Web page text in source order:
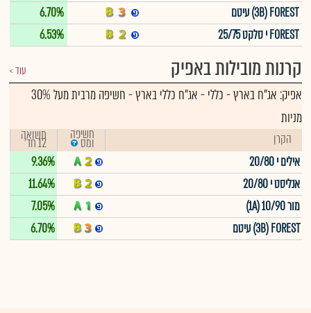
3B) FOREST) עיטם
6.70%
FOREST י סלקט 25/75
6.53%
קרנות מובילות באפיק עוד
אפיק: אג"ח בארץ - כללי-
אג"ח כללי בארץ - חשיפה מרבית מעל 30%
מניות
הקרן חשיפה
ומס תשואה
12 חד'
אילים י 20/80
9.36%
אנליסט י 20/80
11.64%
מור 1A) 10/90)
7.05%
3B) FOREST) עיטם
6.70%